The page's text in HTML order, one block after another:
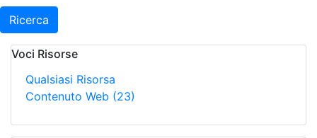
Ricerca
Voci Risorse
Qualsiasi Risorsa
Contenuto Web (23)